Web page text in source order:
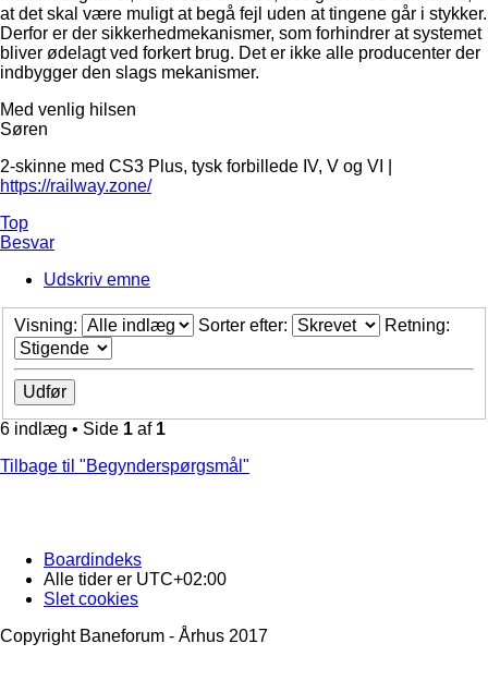
at det skal være muligt at begå fejl uden at tingene går i stykker.
Derfor er der sikkerhedmekanismer, som forhindrer at systemet
bliver ødelagt ved forkert brug. Det er ikke alle producenter der
indbygger den slags mekanismer.
Med venlig hilsen
Søren
2-skinne med CS3 Plus, tysk forbillede IV, V og VI |
https://railway.zone/
Top
Besvar
Udskriv emne
Visning: Sorter efter: Retning:
6 indlæg • Side 1 af 1
Tilbage til "Begynderspørgsmål"
Boardindeks
Alle tider er UTC+02:00
Slet cookies
Copyright Baneforum - Århus 2017